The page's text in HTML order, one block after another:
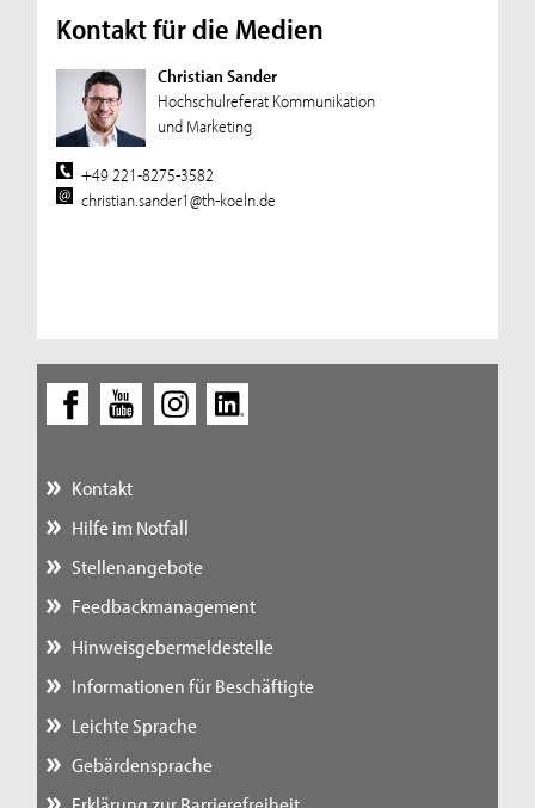
Kontakt für die Medien
Christian Sander
Hochschulreferat Kommunikation
und Marketing
+49 221-8275-3582
christian.sander1@th-koeln.de
Kontakt
Hilfe im Notfall
Stellenangebote
Feedbackmanagement
Hinweisgebermeldestelle
Informationen für Beschäftigte
Leichte Sprache
Gebärdensprache